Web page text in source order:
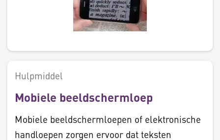
Hulpmiddel
Mobiele beeldschermloep
Mobiele beeldschermloepen of elektronische
handloepen zorgen ervoor dat teksten